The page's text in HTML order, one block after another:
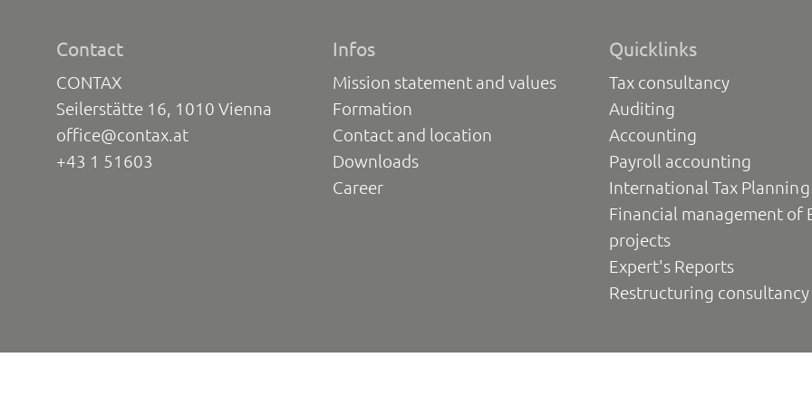
Contact
CONTAX
Seilerstätte 16, 1010 Vienna
office@contax.at
+43 1 51603
Infos
Mission statement and values
Formation
Contact and location
Downloads
Career
Quicklinks
Tax consultancy
Auditing
Accounting
Payroll accounting
International Tax Planning
Financial management of
projects
Expert's Reports
Restructuring consultancy